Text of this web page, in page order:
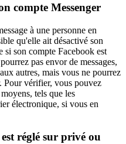
compte Messenger
à une personne en
qu'elle ait désactivé son
si son compte Facebook est
pas envor de messages,
autres, mais vous ne pourrez
Pour vérifier, vous pouvez
tels que les
électronique, si vous en
réglé sur privé ou